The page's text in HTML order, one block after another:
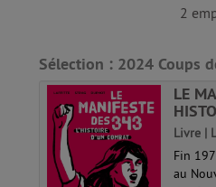
2
Sélection : 2024 Coups
LE
Livre |
Fin
au